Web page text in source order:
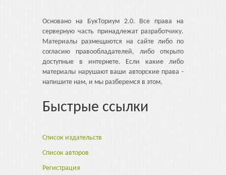
Основано на БукТориум 2.0. Все права на
серверную часть принадлежат разработчику.
Материалы размещаются на сайте либо по
согласию правообладателей, либо открыто
доступные в интернете. Если какие либо
материалы нарушают ваши авторские права -
напишите нам, и мы разберемся в этом.
Быстрые ссылки
Список издательств
Список авторов
Регистрация